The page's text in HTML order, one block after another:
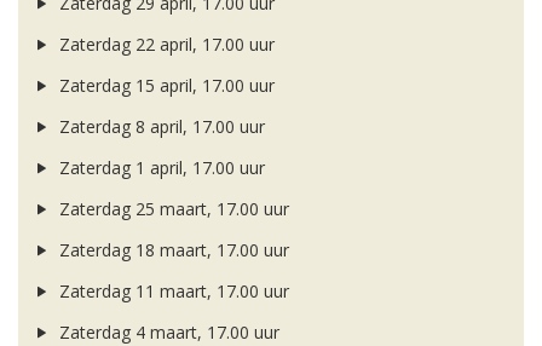
Zaterdag 22 april, 17.00 uur
Zaterdag 15 april, 17.00 uur
Zaterdag 8 april, 17.00 uur
Zaterdag 1 april, 17.00 uur
Zaterdag 25 maart, 17.00 uur
Zaterdag 18 maart, 17.00 uur
Zaterdag 11 maart, 17.00 uur
Zaterdag 4 maart, 17.00 uur